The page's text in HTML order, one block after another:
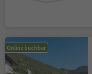
Online buchbar